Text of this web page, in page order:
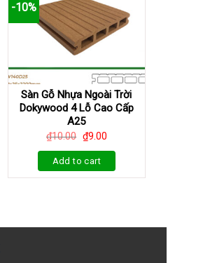
-10%
Sàn Gỗ Nhựa Ngoài Trời
Dokywood 4 Lỗ Cao Cấp
A25
₫10.00 ₫9.00
Add to cart